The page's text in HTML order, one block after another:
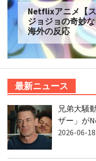
Netflix実写【
海外の反応
最新ニュース
兄弟大騒
ザー」が
2026-06-18